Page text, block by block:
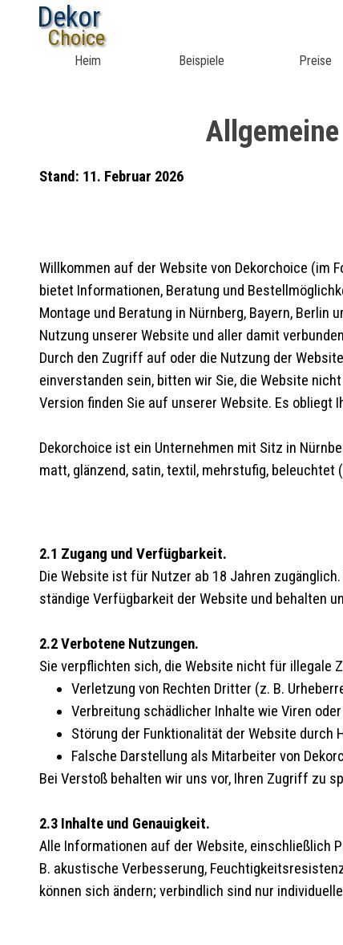
Heim Beispiele Preise
Dekor
Choice
Stand: 11. Februar 2026
Willkommen auf der Website von Dekorchoice (im
bietet Informationen, Beratung und
Montage und Beratung in Nürnberg, Bayern, Berlin
Nutzung unserer Website und aller damit
Durch den Zugriff auf oder die Nutzung der
einverstanden sein, bitten wir Sie, die Website
Version finden Sie auf unserer Website. Es obliegt
Dekorchoice ist ein Unternehmen mit Sitz in
matt, glänzend, satin, textil, mehrstufig,
2.1 Zugang und Verfügbarkeit.
Die Website ist für Nutzer ab 18 Jahren
ständige Verfügbarkeit der Website und behalten
2.2 Verbotene Nutzungen.
Sie verpflichten sich, die Website nicht für illegale
Verletzung von Rechten Dritter (z. B.
Verbreitung schädlicher Inhalte wie Viren oder
Störung der Funktionalität der Website durch
Falsche Darstellung als Mitarbeiter von
Bei Verstoß behalten wir uns vor, Ihren Zugriff zu
2.3 Inhalte und Genauigkeit.
Alle Informationen auf der Website, einschließlich
B. akustische Verbesserung,
können sich ändern; verbindlich sind nur